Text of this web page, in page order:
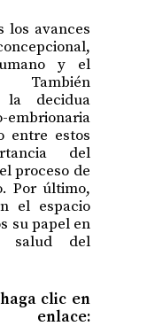
los avances
y el
También
decidua
embrionaria
entre estos
del
proceso de
Por último,
el espacio
su papel en
salud del
clic en